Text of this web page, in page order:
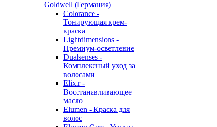
Goldwell (Германия)
Colorance -
Тонирующая крем-
краска
Lightdimensions -
Премиум-осветление
Dualsenses -
Комплексный уход за
волосами
Elixir -
Восстанавливающее
масло
Elumen - Краска для
волос